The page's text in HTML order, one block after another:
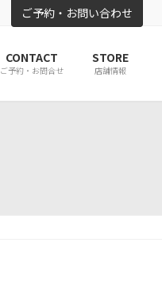
ご予約・お問い合わせ
CONTACT
ご予約・お問合せ
STORE
店舗情報